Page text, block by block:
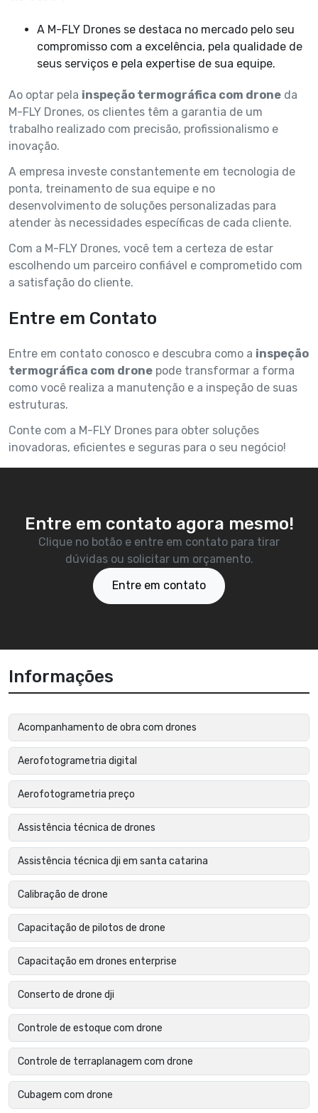
A M-FLY Drones se destaca no mercado pelo seu
compromisso com a excelência, pela qualidade de
seus serviços e pela expertise de sua equipe.
Ao optar pela inspeção termográfica com drone da
M-FLY Drones, os clientes têm a garantia de um
trabalho realizado com precisão, profissionalismo e
inovação.
A empresa investe constantemente em tecnologia de
ponta, treinamento de sua equipe e no
desenvolvimento de soluções personalizadas para
atender às necessidades específicas de cada cliente.
Com a M-FLY Drones, você tem a certeza de estar
escolhendo um parceiro confiável e comprometido com
a satisfação do cliente.
Entre em Contato
Entre em contato conosco e descubra como a inspeção
termográfica com drone pode transformar a forma
como você realiza a manutenção e a inspeção de suas
estruturas.
Conte com a M-FLY Drones para obter soluções
inovadoras, eficientes e seguras para o seu negócio!
Entre em contato agora mesmo!
Clique no botão e entre em contato para tirar
dúvidas ou solicitar um orçamento.
Entre em contato
Informações
Acompanhamento de obra com drones
Aerofotogrametria digital
Aerofotogrametria preço
Assistência técnica de drones
Assistência técnica dji em santa catarina
Calibração de drone
Capacitação de pilotos de drone
Capacitação em drones enterprise
Conserto de drone dji
Controle de estoque com drone
Controle de terraplanagem com drone
Cubagem com drone